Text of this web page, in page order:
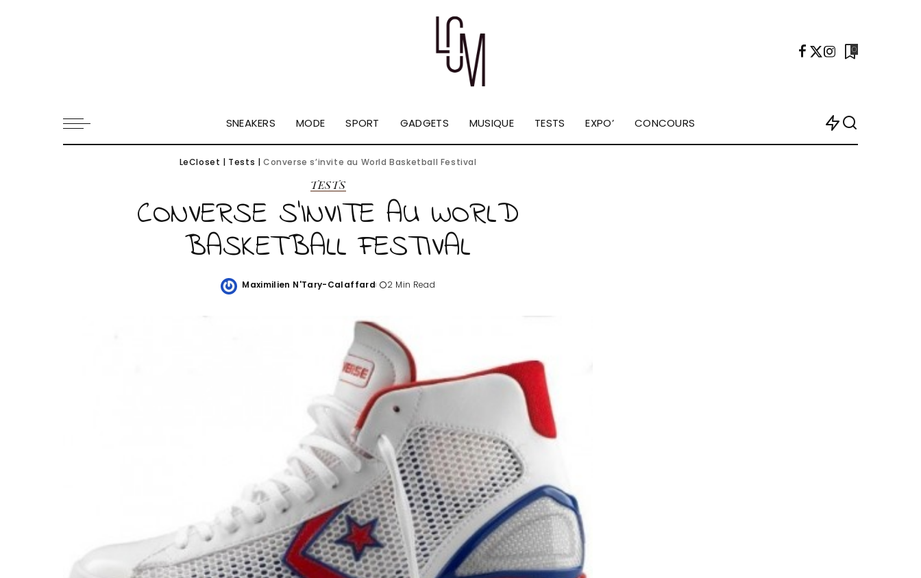
0
SNEAKERS MODE SPORT GADGETS MUSIQUE TESTS EXPO’ CONCOURS
LeCloset | Tests |Converse s’invite au World Basketball Festival
TESTS
CONVERSE S’INVITE AU WORLD
BASKETBALL FESTIVAL
Posted
Maximilien N'Tary-Calaffard 2 Min Read